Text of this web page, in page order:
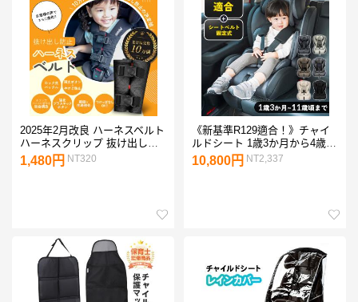
2025年2月改良 ハーネスベルト
ハーネスクリップ 抜け出し防
止 ベルト チャイルドシート 安
全シート ベビーシート ベビー
1,480円 NT320
《新基準R129適合！》チャイ
ルドシート 1歳3か月から4歳頃
ジュニアシート 3歳から11歳頃
小学生 シートベルト式 5点式
10,800円 NT2,337